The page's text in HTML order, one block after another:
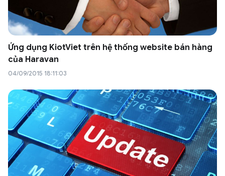
Ứng dụng KiotViet trên hệ thống website bán hàng
của Haravan
04/09/2015 18:11:03